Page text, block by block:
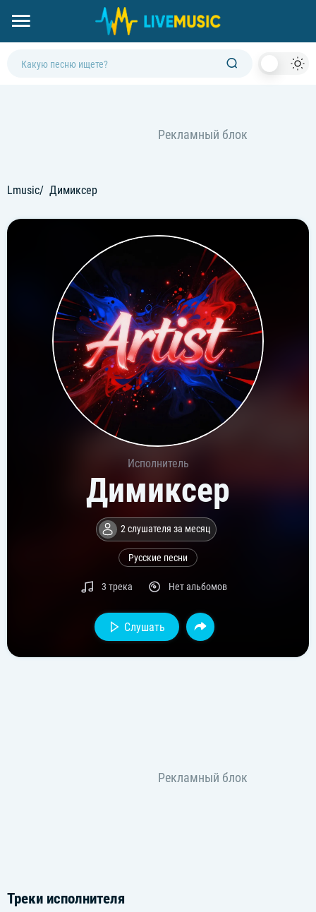
Lmusic Димиксер
Исполнитель
Димиксер
2 слушателя за месяц
Русские песни
3 трека Нет альбомов
Слушать
Треки исполнителя